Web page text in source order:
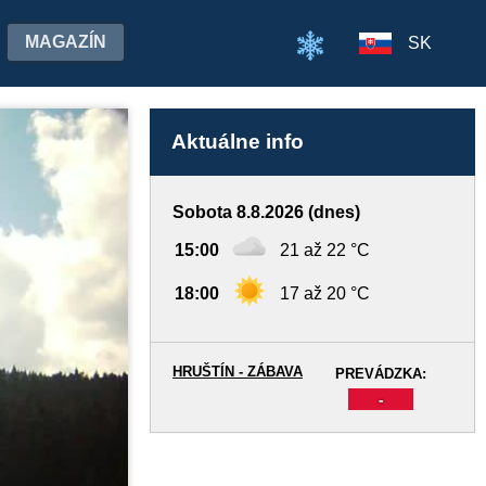
MAGAZÍN SK
Aktuálne info
Sobota 8.8.2026 (dnes)
15:00 21 až 22 °C
18:00 17 až 20 °C
PREVÁDZKA:
-
HRUŠTÍN - ZÁBAVA